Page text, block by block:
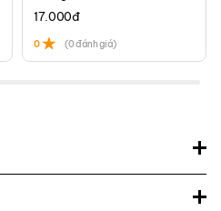
17.000đ
0 (0 đánh giá)